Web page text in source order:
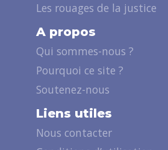
Les rouages de la justice
A propos
Qui sommes-nous ?
Pourquoi ce site ?
Soutenez-nous
Liens utiles
Nous contacter